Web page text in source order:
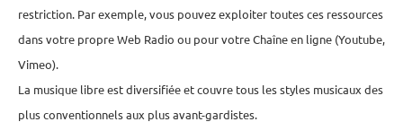
restriction. Par exemple, vous pouvez exploiter toutes ces ressources
dans votre propre Web Radio ou pour votre Chaîne en ligne (Youtube,
Vimeo).
La musique libre est diversifiée et couvre tous les styles musicaux des
plus conventionnels aux plus avant-gardistes.